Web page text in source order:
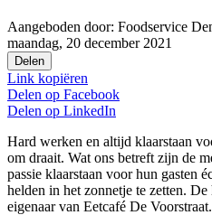
Aangeboden door: Foodservice
maandag, 20 december 2021
Delen
Link kopiëren
Delen op Facebook
Delen op LinkedIn
Hard werken en altijd klaarstaan
om draait. Wat ons betreft zijn de
passie klaarstaan voor hun gasten
helden in het zonnetje te zetten.
eigenaar van Eetcafé De Voorstraat.